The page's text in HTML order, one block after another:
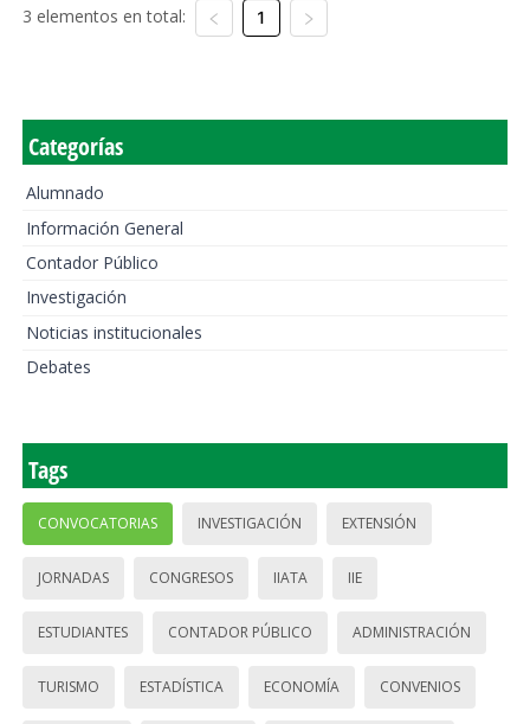
3 elementos en total: 1
Categorías
Alumnado
Información General
Contador Público
Investigación
Noticias institucionales
Debates
Tags
CONVOCATORIAS INVESTIGACIÓN EXTENSIÓN
JORNADAS CONGRESOS IIATA IIE
ESTUDIANTES CONTADOR PÚBLICO ADMINISTRACIÓN
TURISMO ESTADÍSTICA ECONOMÍA CONVENIOS